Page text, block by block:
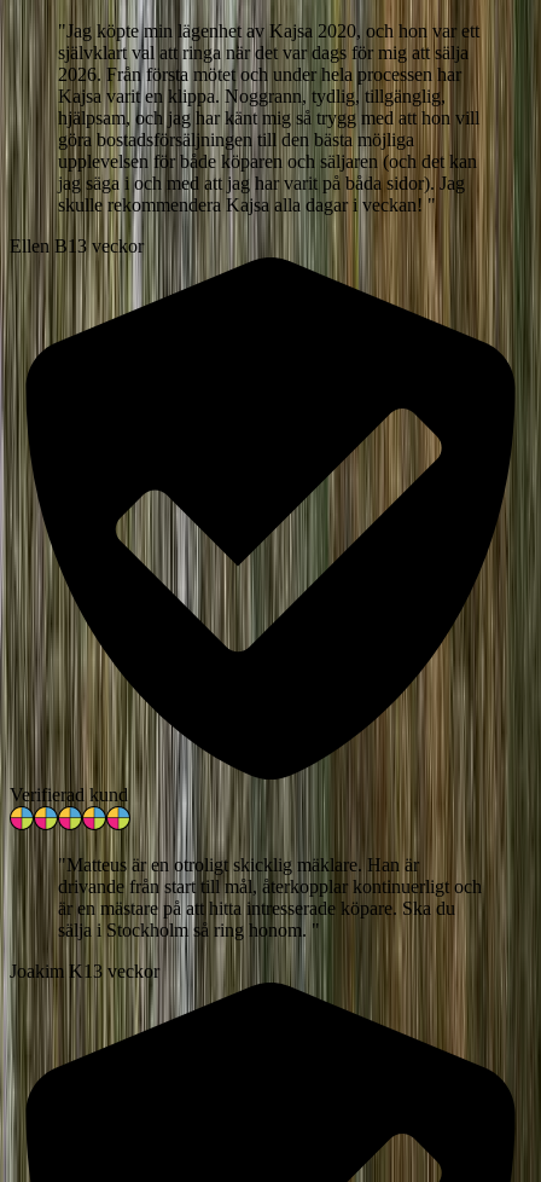
"Jag köpte min lägenhet av Kajsa 2020, och hon var ett
självklart val att ringa när det var dags för mig att sälja
2026. Från första mötet och under hela processen har
Kajsa varit en klippa. Noggrann, tydlig, tillgänglig,
hjälpsam, och jag har känt mig så trygg med att hon vill
göra bostadsförsäljningen till den bästa möjliga
upplevelsen för både köparen och säljaren (och det kan
jag säga i och med att jag har varit på båda sidor). Jag
skulle rekommendera Kajsa alla dagar i veckan! "
Ellen B13 veckor
Verifierad kund
"Matteus är en otroligt skicklig mäklare. Han är
drivande från start till mål, återkopplar kontinuerligt och
är en mästare på att hitta intresserade köpare. Ska du
sälja i Stockholm så ring honom. "
Joakim K13 veckor